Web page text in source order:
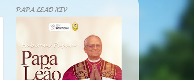
𝓟𝓐𝓟𝓐 𝓛𝓔𝓐̃𝓞 𝓧𝓘𝓥